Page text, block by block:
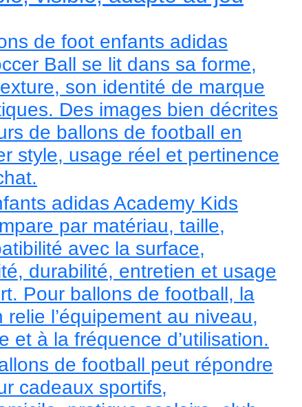
de foot enfants adidas
Ball se lit dans sa forme,
son identité de marque
Des images bien décrites
de ballons de football en
style, usage réel et pertinence
adidas Academy Kids
par matériau, taille,
avec la surface,
durabilité, entretien et usage
Pour ballons de football, la
l’équipement au niveau,
et à la fréquence d’utilisation.
de football peut répondre
cadeaux sportifs,